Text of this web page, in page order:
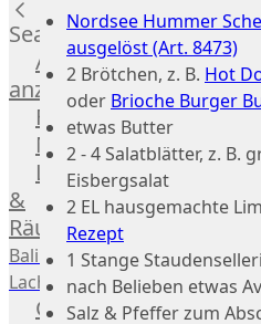
Ibérico
35%
Bellota
LiVar
Schweinefleisch
Mangalitza
Schwein
Geflügel
Miéral
Geflügel
Huhn
Tender
Special
Cuts
Rippchen
Teilstücke
vom
Rind
Teilstücke
vom
Schwein
Teilstücke
Seafood
Alle
anzeigen
Fisch
Meeresfrüchte
Lachs
&
Räucherlachs
Balik
Lachs
Caviar
Nordsee Hummer
ausgelöst (Art. 8473)
2 Brötchen, z. B. Hot
oder Brioche Burger
etwas Butter
2 - 4 Salatblätter, z. B.
Eisbergsalat
2 EL hausgemachte
Rezept
1 Stange
nach Belieben etwas
Salz & Pfeffer zum